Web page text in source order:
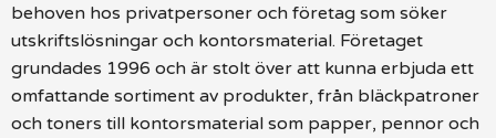
behoven hos privatpersoner och företag som söker
utskriftslösningar och kontorsmaterial. Företaget
grundades 1996 och är stolt över att kunna erbjuda ett
omfattande sortiment av produkter, från bläckpatroner
och toners till kontorsmaterial som papper, pennor och